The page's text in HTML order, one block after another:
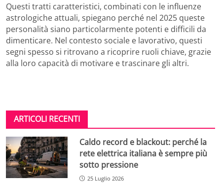
Questi tratti caratteristici, combinati con le influenze
astrologiche attuali, spiegano perché nel 2025 queste
personalità siano particolarmente potenti e difficili da
dimenticare. Nel contesto sociale e lavorativo, questi
segni spesso si ritrovano a ricoprire ruoli chiave, grazie
alla loro capacità di motivare e trascinare gli altri.
ARTICOLI RECENTI
Caldo record e blackout: perché la
rete elettrica italiana è sempre più
sotto pressione
25 Luglio 2026